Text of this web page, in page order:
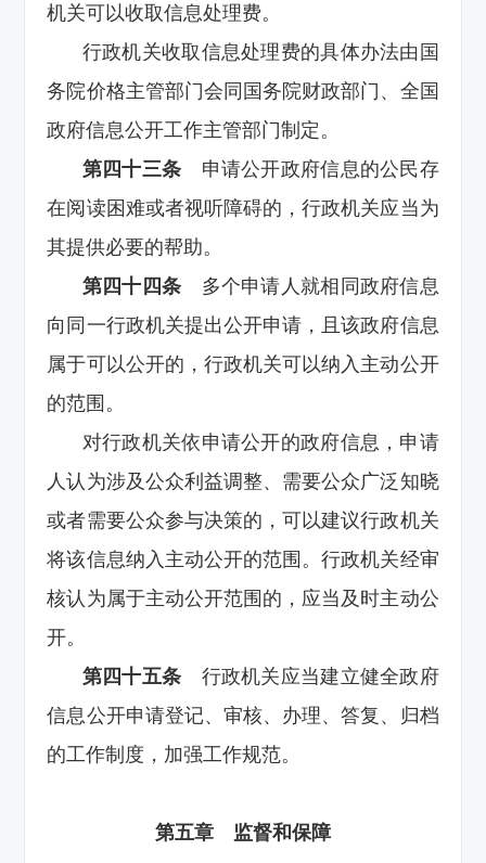
机关可以收取信息处理费。
行政机关收取信息处理费的具体办法由国
务院价格主管部门会同国务院财政部门、全国
政府信息公开工作主管部门制定。
第四十三条 申请公开政府信息的公民存
在阅读困难或者视听障碍的，行政机关应当为
其提供必要的帮助。
第四十四条 多个申请人就相同政府信息
向同一行政机关提出公开申请，且该政府信息
属于可以公开的，行政机关可以纳入主动公开
的范围。
对行政机关依申请公开的政府信息，申请
人认为涉及公众利益调整、需要公众广泛知晓
或者需要公众参与决策的，可以建议行政机关
将该信息纳入主动公开的范围。行政机关经审
核认为属于主动公开范围的，应当及时主动公
开。
第四十五条 行政机关应当建立健全政府
信息公开申请登记、审核、办理、答复、归档
的工作制度，加强工作规范。
第五章 监督和保障